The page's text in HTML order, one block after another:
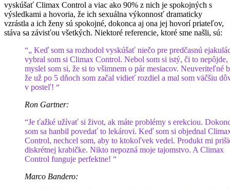
vyskúšať Climax Control a viac ako 90% z nich je spokojných s
výsledkami a hovoria, že ich sexuálna výkonnosť dramaticky
vzrástla a ich ženy sú spokojné, dokonca aj ona jej hovorí priateľov,
stáva sa závisťou všetkých. Niektoré referencie, ktoré sme našli, sú:
“„ Keď som sa rozhodol vyskúšať niečo pre predčasnú
vybral som si Climax Control. Nebol som si istý, či to nepôjde,
myslel som si, že si to všimnem o pár mesiacov. Neuveriteľné
že už po 5 dňoch som začal vidieť rozdiel a mal som väčšiu
v posteľ! “
Ron Gartner:
“Je ťažké užívať si život, ak máte problémy s erekciou.
som sa hanbil povedať to lekárovi. Keď som si objednal
Control, nechcel som, aby to ktokoľvek vedel. Produkt mi
diskrétnej krabičke. Nikto nepozná moje tajomstvo. A Climax
Control funguje perfektne! “
Marco Bandero: